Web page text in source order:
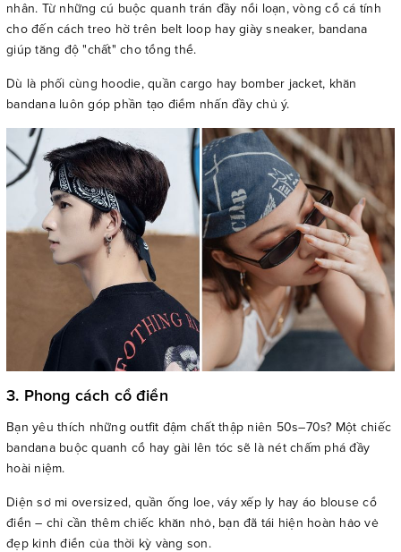
nhân. Từ những cú buộc quanh trán đầy nổi loạn, vòng cổ cá tính
cho đến cách treo hờ trên belt loop hay giày sneaker, bandana
giúp tăng độ "chất" cho tổng thể.
Dù là phối cùng hoodie, quần cargo hay bomber jacket, khăn
bandana luôn góp phần tạo điểm nhấn đầy chủ ý.
3. Phong cách cổ điển
Bạn yêu thích những outfit đậm chất thập niên 50s–70s? Một chiếc
bandana buộc quanh cổ hay gài lên tóc sẽ là nét chấm phá đầy
hoài niệm.
Diện sơ mi oversized, quần ống loe, váy xếp ly hay áo blouse cổ
điển – chỉ cần thêm chiếc khăn nhỏ, bạn đã tái hiện hoàn hảo vẻ
đẹp kinh điển của thời kỳ vàng son.